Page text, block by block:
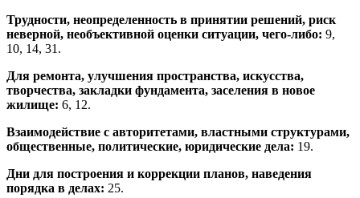
Трудности, неопределенность в принятии решений, риск
неверной, необъективной оценки ситуации, чего-либо: 9,
10, 14, 31.
Для ремонта, улучшения пространства, искусства,
творчества, закладки фундамента, заселения в новое
жилище: 6, 12.
Взаимодействие с авторитетами, властными структурами,
общественные, политические, юридические дела: 19.
Дни для построения и коррекции планов, наведения
порядка в делах: 25.